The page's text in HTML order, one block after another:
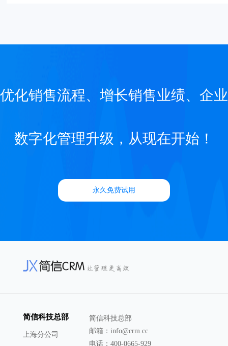
优化销售流程、增长销售业绩、企业
数字化管理升级，从现在开始！
永久免费试用
简信科技总部
上海分公司
简信科技总部
邮箱：info@crm.cc
电话：400-0665-929